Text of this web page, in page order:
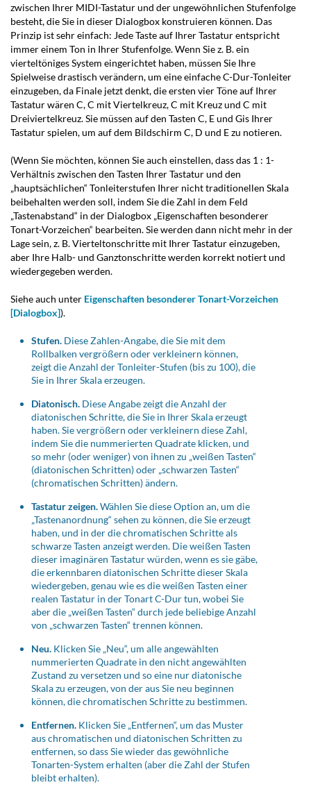
zwischen Ihrer MIDI-Tastatur und der ungewöhnlichen Stufenfolge
besteht, die Sie in dieser Dialogbox konstruieren können. Das
Prinzip ist sehr einfach: Jede Taste auf Ihrer Tastatur entspricht
immer einem Ton in Ihrer Stufenfolge. Wenn Sie z. B. ein
vierteltöniges System eingerichtet haben, müssen Sie Ihre
Spielweise drastisch verändern, um eine einfache C-Dur-Tonleiter
einzugeben, da Finale jetzt denkt, die ersten vier Töne auf Ihrer
Tastatur wären C, C mit Viertelkreuz, C mit Kreuz und C mit
Dreiviertelkreuz. Sie müssen auf den Tasten C, E und Gis Ihrer
Tastatur spielen, um auf dem Bildschirm C, D und E zu notieren.
(Wenn Sie möchten, können Sie auch einstellen, dass das 1 : 1-
Verhältnis zwischen den Tasten Ihrer Tastatur und den
„hauptsächlichen“ Tonleiterstufen Ihrer nicht traditionellen Skala
beibehalten werden soll, indem Sie die Zahl in dem Feld
„Tastenabstand“ in der Dialogbox „Eigenschaften besonderer
Tonart-Vorzeichen“ bearbeiten. Sie werden dann nicht mehr in der
Lage sein, z. B. Vierteltonschritte mit Ihrer Tastatur einzugeben,
aber Ihre Halb- und Ganztonschritte werden korrekt notiert und
wiedergegeben werden.
Siehe auch unter Eigenschaften besonderer Tonart-Vorzeichen
[Dialogbox]).
Stufen. Diese Zahlen-Angabe, die Sie mit dem
Rollbalken vergrößern oder verkleinern können,
zeigt die Anzahl der Tonleiter-Stufen (bis zu 100), die
Sie in Ihrer Skala erzeugen.
Diatonisch. Diese Angabe zeigt die Anzahl der
diatonischen Schritte, die Sie in Ihrer Skala erzeugt
haben. Sie vergrößern oder verkleinern diese Zahl,
indem Sie die nummerierten Quadrate klicken, und
so mehr (oder weniger) von ihnen zu „weißen Tasten“
(diatonischen Schritten) oder „schwarzen Tasten“
(chromatischen Schritten) ändern.
Tastatur zeigen.Wählen Sie diese Option an, um die
„Tastenanordnung“ sehen zu können, die Sie erzeugt
haben, und in der die chromatischen Schritte als
schwarze Tasten anzeigt werden. Die weißen Tasten
dieser imaginären Tastatur würden, wenn es sie gäbe,
die erkennbaren diatonischen Schritte dieser Skala
wiedergeben, genau wie es die weißen Tasten einer
realen Tastatur in der Tonart C-Dur tun, wobei Sie
aber die „weißen Tasten“ durch jede beliebige Anzahl
von „schwarzen Tasten“ trennen können.
Neu. Klicken Sie „Neu“, um alle angewählten
nummerierten Quadrate in den nicht angewählten
Zustand zu versetzen und so eine nur diatonische
Skala zu erzeugen, von der aus Sie neu beginnen
können, die chromatischen Schritte zu bestimmen.
Entfernen. Klicken Sie „Entfernen“, um das Muster
aus chromatischen und diatonischen Schritten zu
entfernen, so dass Sie wieder das gewöhnliche
Tonarten-System erhalten (aber die Zahl der Stufen
bleibt erhalten).